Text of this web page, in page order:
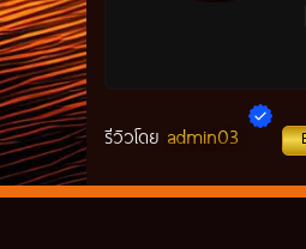
รีวิวโดย admin03